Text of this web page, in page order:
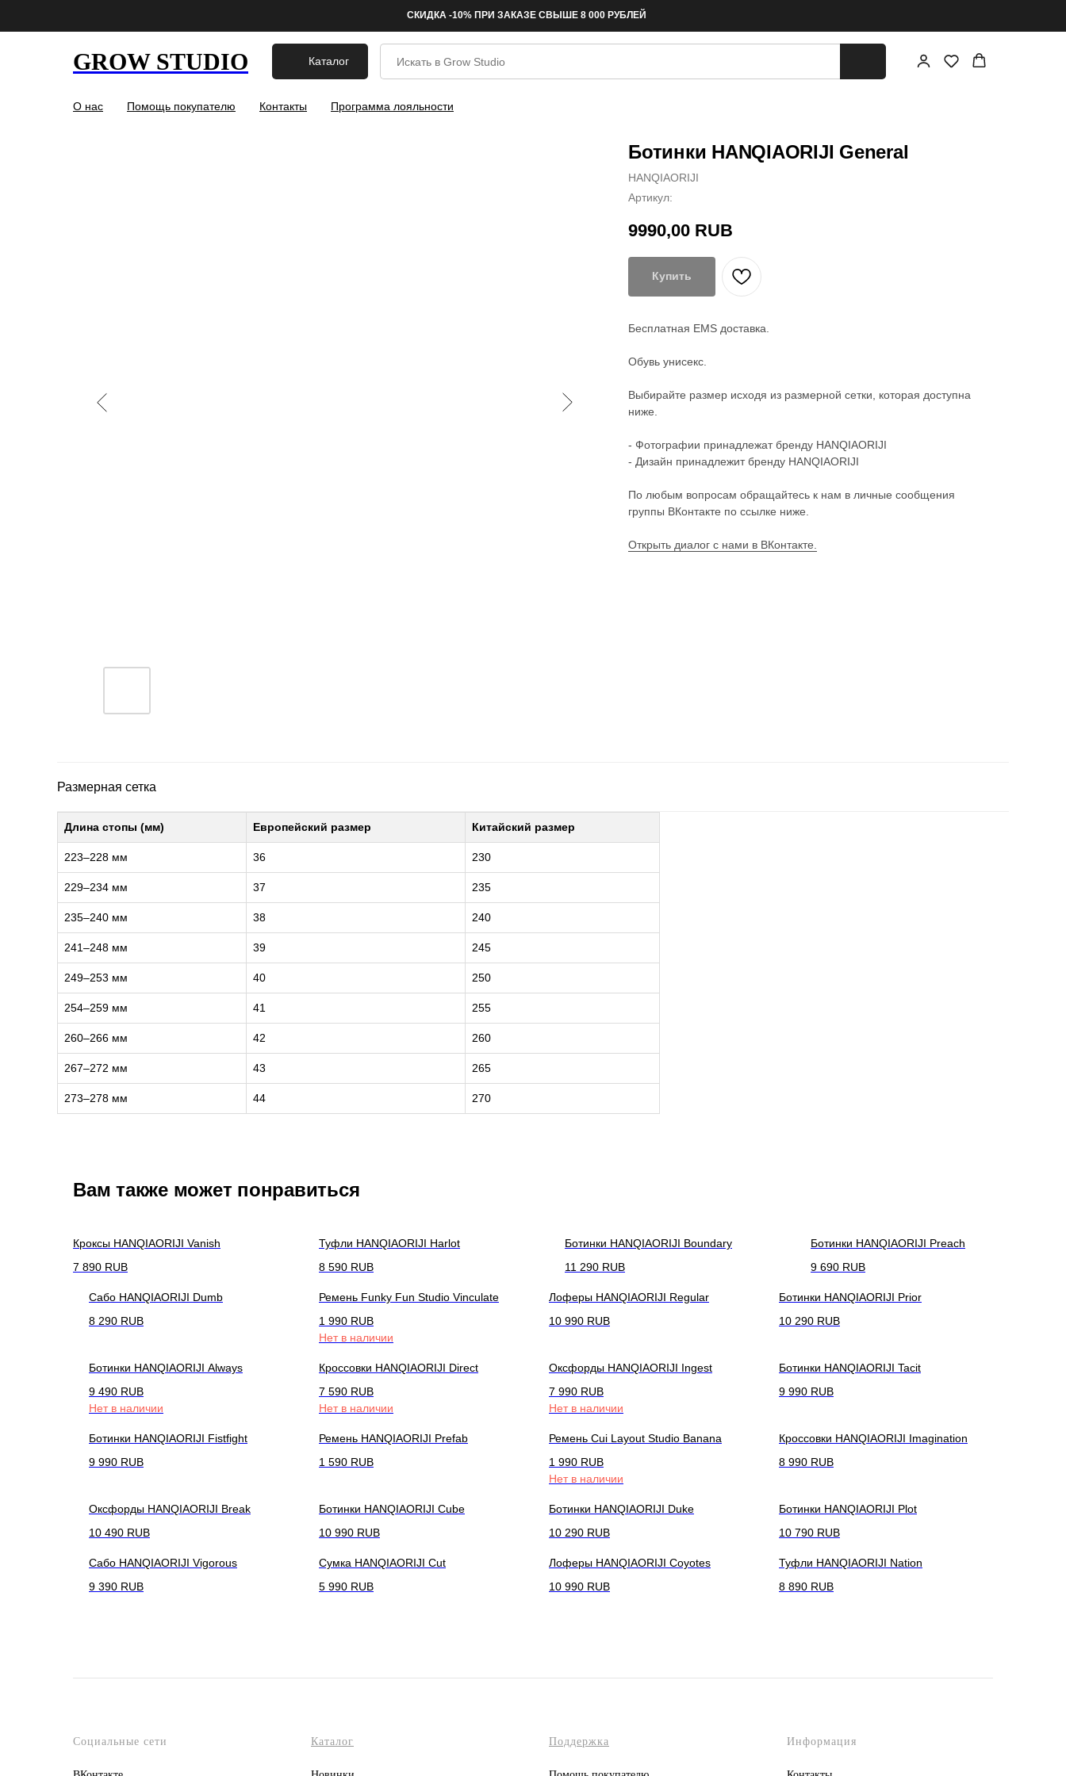
СКИДКА -10% ПРИ ЗАКАЗЕ СВЫШЕ 8 000 РУБЛЕЙ
GROW STUDIO Каталог
О нас Помощь покупателю Контакты Программа лояльности
Ботинки HANQIAORIJI General
HANQIAORIJI
Артикул:
9990,00 RUB
Купить
Бесплатная EMS доставка.
Обувь унисекс.
Выбирайте размер исходя из размерной сетки, которая доступна
ниже.
- Фотографии принадлежат бренду HANQIAORIJI
- Дизайн принадлежит бренду HANQIAORIJI
По любым вопросам обращайтесь к нам в личные сообщения
группы ВКонтакте по ссылке ниже.
Открыть диалог с нами в ВКонтакте.
Размерная сетка
Длина стопы (мм) Европейский размер Китайский размер
223–228 мм 36 230
229–234 мм 37 235
235–240 мм 38 240
241–248 мм 39 245
249–253 мм 40 250
254–259 мм 41 255
260–266 мм 42 260
267–272 мм 43 265
273–278 мм 44 270
Вам также может понравиться
Кроксы HANQIAORIJI Vanish
7 890 RUB
Туфли HANQIAORIJI Harlot
8 590 RUB
Ботинки HANQIAORIJI Boundary
11 290 RUB
Ботинки HANQIAORIJI Preach
9 690 RUB
Сабо HANQIAORIJI Dumb
8 290 RUB
Ремень Funky Fun Studio Vinculate
1 990 RUB
Нет в наличии
Лоферы HANQIAORIJI Regular
10 990 RUB
Ботинки HANQIAORIJI Prior
10 290 RUB
Ботинки HANQIAORIJI Always
9 490 RUB
Нет в наличии
Кроссовки HANQIAORIJI Direct
7 590 RUB
Нет в наличии
Оксфорды HANQIAORIJI Ingest
7 990 RUB
Нет в наличии
Ботинки HANQIAORIJI Tacit
9 990 RUB
Ботинки HANQIAORIJI Fistfight
9 990 RUB
Ремень HANQIAORIJI Prefab
1 590 RUB
Ремень Cui Layout Studio Banana
1 990 RUB
Нет в наличии
Кроссовки HANQIAORIJI Imagination
8 990 RUB
Оксфорды HANQIAORIJI Break
10 490 RUB
Ботинки HANQIAORIJI Cube
10 990 RUB
Ботинки HANQIAORIJI Duke
10 290 RUB
Ботинки HANQIAORIJI Plot
10 790 RUB
Сабо HANQIAORIJI Vigorous
9 390 RUB
Сумка HANQIAORIJI Cut
5 990 RUB
Лоферы HANQIAORIJI Coyotes
10 990 RUB
Туфли HANQIAORIJI Nation
8 890 RUB
Социальные сети Каталог Поддержка Информация